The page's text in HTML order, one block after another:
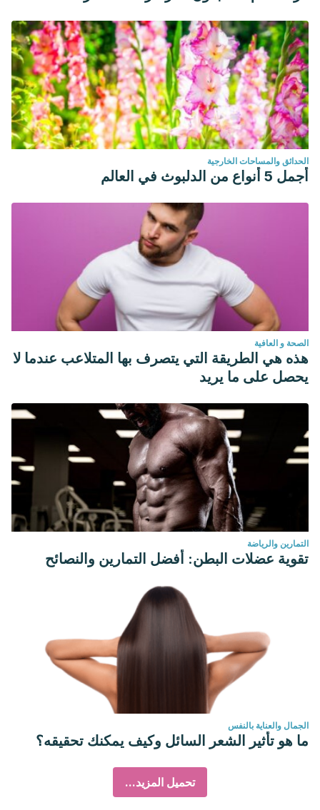
الحدائق والمساحات الخارجية
أجمل 5 أنواع من الدلبوث في العالم
الصحة و العافية
هذه هي الطريقة التي يتصرف بها المتلاعب عندما لا
يحصل على ما يريد
التمارين والرياضة
تقوية عضلات البطن: أفضل التمارين والنصائح
الجمال والعناية بالنفس
ما هو تأثير الشعر السائل وكيف يمكنك تحقيقه؟
تحميل المزيد...